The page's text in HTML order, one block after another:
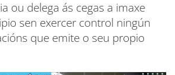
ou delega ás cegas a imaxe
sen exercer control ningún
que emite o seu propio